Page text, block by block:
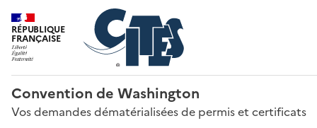
RÉPUBLIQUE
FRANÇAISE
Convention de Washington
Vos demandes dématérialisées de permis et certificats